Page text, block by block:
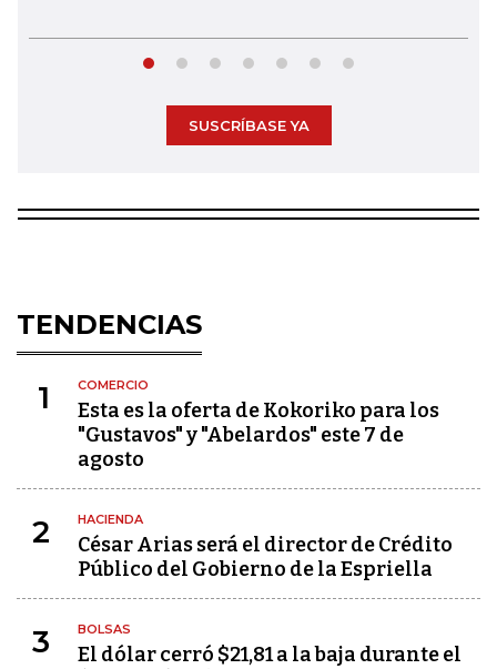
SUSCRÍBASE YA
TENDENCIAS
1 COMERCIO
Esta es la oferta de Kokoriko para los
"Gustavos" y "Abelardos" este 7 de
agosto
2 HACIENDA
César Arias será el director de Crédito
Público del Gobierno de la Espriella
3 BOLSAS
El dólar cerró $21,81 a la baja durante el